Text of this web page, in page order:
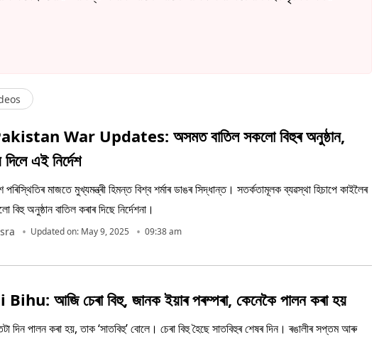
War Updates: অসমত বাতিল সকলো বিহুৰ অনুষ্ঠান,
দিলে এই নিৰ্দেশ
মাজতে মুখ্যমন্ত্ৰী হিমন্ত বিশ্ব শৰ্মাৰ ডাঙৰ সিদ্ধান্ত। সতৰ্কতামূলক ব্যৱস্থা হিচাপে কাইলৈৰ
অনুষ্ঠান বাতিল কৰাৰ দিছে নিৰ্দেশনা।
Updated on: May 9, 2025 09:38 am
আজি চেৰা বিহু, জানক ইয়াৰ পৰম্পৰা, কেনেকৈ পালন কৰা হয়
দিন পালন কৰা হয়, তাক ‘সাতবিহু’ বোলে। চেৰা বিহু হৈছে সাতবিহুৰ শেষৰ দিন। ৰঙালীৰ সপ্তম আৰু